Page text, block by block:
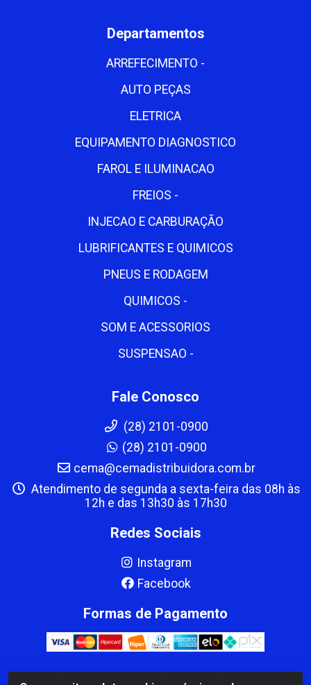
Departamentos
ARREFECIMENTO -
AUTO PEÇAS
ELETRICA
EQUIPAMENTO DIAGNOSTICO
FAROL E ILUMINACAO
FREIOS -
INJECAO E CARBURAÇÃO
LUBRIFICANTES E QUIMICOS
PNEUS E RODAGEM
QUIMICOS -
SOM E ACESSORIOS
SUSPENSAO -
Fale Conosco
(28) 2101-0900
(28) 2101-0900
cema@cemadistribuidora.com.br
Atendimento de segunda a sexta-feira das 08h às
12h e das 13h30 às 17h30
Redes Sociais
Instagram
Facebook
Formas de Pagamento